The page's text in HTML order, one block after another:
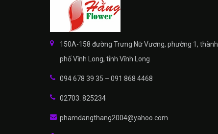
150A-158 đường Trưng Nữ Vương, phường 1, thành
phố Vĩnh Long, tỉnh Vĩnh Long
094 678 39 35 – 091 868 4468
02703. 825234
phamdangthang2004@yahoo.com